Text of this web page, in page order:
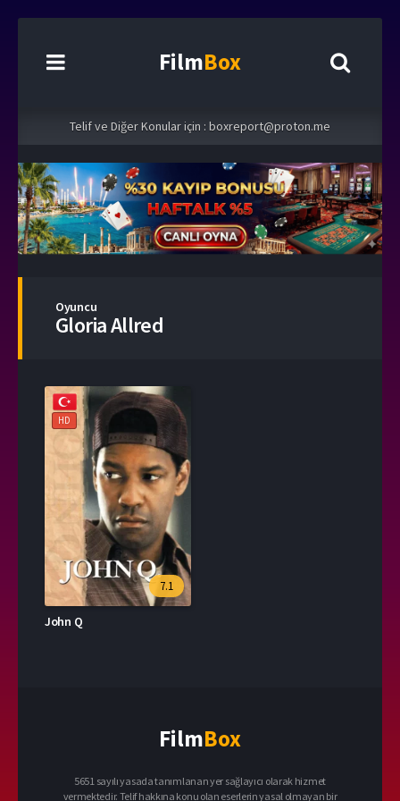
FilmBox
Telif ve Diğer Konular için : boxreport@proton.me
Oyuncu
Gloria Allred
HD
7.1
John Q
FilmBox
5651 sayılı yasada tanımlanan yer sağlayıcı olarak hizmet
vermektedir. Telif hakkına konu olan eserlerin yasal olmayan bir